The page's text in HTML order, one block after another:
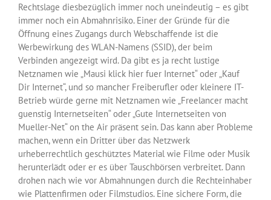
Rechtslage diesbezüglich immer noch uneindeutig – es gibt
immer noch ein Abmahnrisiko. Einer der Gründe für die
Öffnung eines Zugangs durch Webschaffende ist die
Werbewirkung des WLAN-Namens (SSID), der beim
Verbinden angezeigt wird. Da gibt es ja recht lustige
Netznamen wie „Mausi klick hier fuer Internet“ oder „Kauf
Dir Internet“, und so mancher Freiberufler oder kleinere IT-
Betrieb würde gerne mit Netznamen wie „Freelancer macht
guenstig Internetseiten“ oder „Gute Internetseiten von
Mueller-Net“ on the Air präsent sein. Das kann aber Probleme
machen, wenn ein Dritter über das Netzwerk
urheberrechtlich geschütztes Material wie Filme oder Musik
herunterlädt oder er es über Tauschbörsen verbreitet. Dann
drohen nach wie vor Abmahnungen durch die Rechteinhaber
wie Plattenfirmen oder Filmstudios. Eine sichere Form, die